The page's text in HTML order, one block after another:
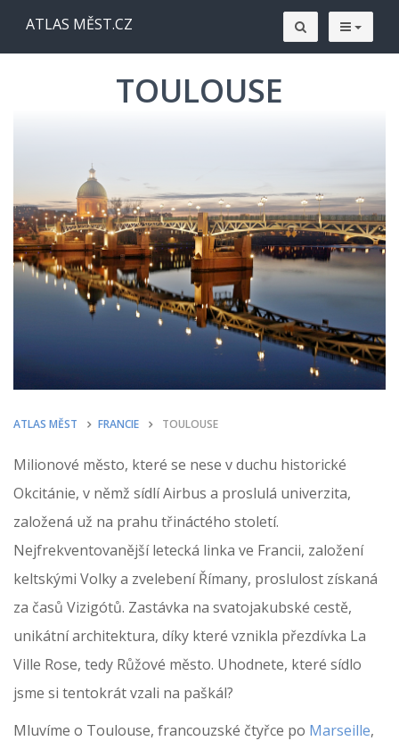
ATLAS MĚST.CZ
TOULOUSE
ATLAS MĚST FRANCIE TOULOUSE
Milionové město, které se nese v duchu historické
Okcitánie, v němž sídlí Airbus a proslulá univerzita,
založená už na prahu třináctého století.
Nejfrekventovanější letecká linka ve Francii, založení
keltskými Volky a zvelebení Římany, proslulost získaná
za časů Vizigótů. Zastávka na svatojakubské cestě,
unikátní architektura, díky které vznikla přezdívka La
Ville Rose, tedy Růžové město. Uhodnete, které sídlo
jsme si tentokrát vzali na paškál?
Mluvíme o Toulouse, francouzské čtyřce po Marseille,